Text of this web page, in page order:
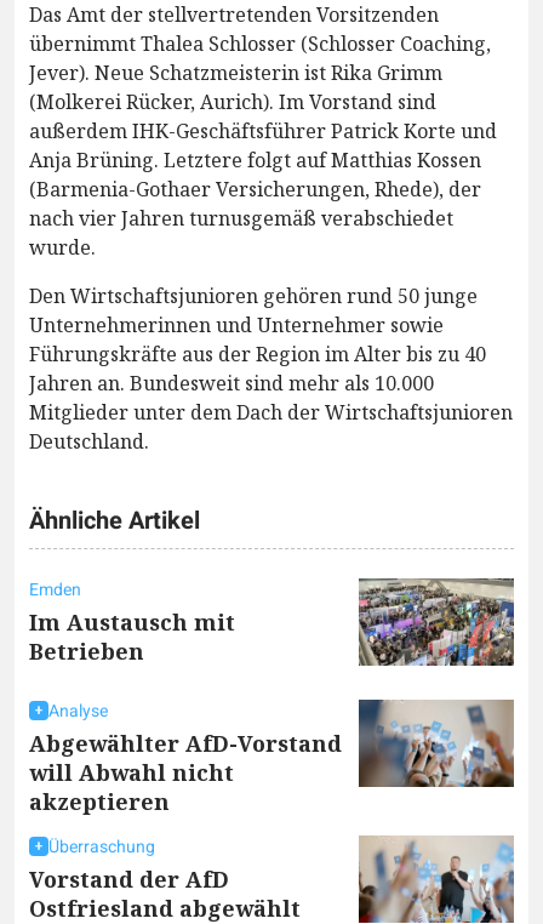
Das Amt der stellvertretenden Vorsitzenden
übernimmt Thalea Schlosser (Schlosser Coaching,
Jever). Neue Schatzmeisterin ist Rika Grimm
(Molkerei Rücker, Aurich). Im Vorstand sind
außerdem IHK-Geschäftsführer Patrick Korte und
Anja Brüning. Letztere folgt auf Matthias Kossen
(Barmenia-Gothaer Versicherungen, Rhede), der
nach vier Jahren turnusgemäß verabschiedet
wurde.
Den Wirtschaftsjunioren gehören rund 50 junge
Unternehmerinnen und Unternehmer sowie
Führungskräfte aus der Region im Alter bis zu 40
Jahren an. Bundesweit sind mehr als 10.000
Mitglieder unter dem Dach der Wirtschaftsjunioren
Deutschland.
Ähnliche Artikel
Emden
Im Austausch mit
Betrieben
Analyse
Abgewählter AfD-Vorstand
will Abwahl nicht
akzeptieren
Überraschung
Vorstand der AfD
Ostfriesland abgewählt